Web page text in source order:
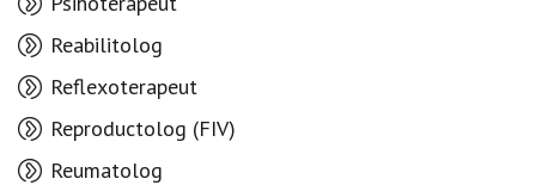
Reabilitolog
Reflexoterapeut
Reproductolog (FIV)
Reumatolog